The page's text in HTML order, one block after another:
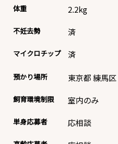
体重 2.2kg
不妊去勢 済
マイクロチップ 済
預かり場所 東京都 練馬区
飼育環境制限 室内のみ
単身応募者 応相談